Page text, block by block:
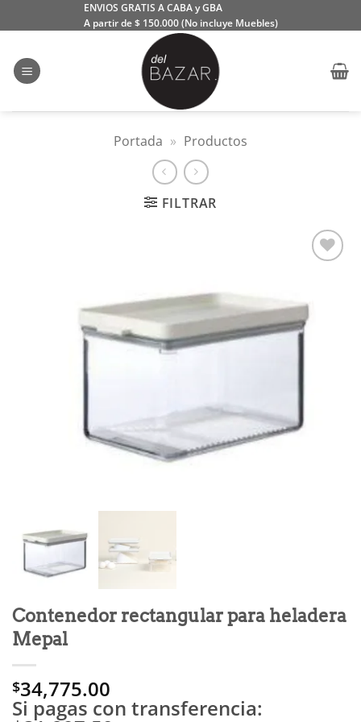
al
ENVIOS GRATIS A CABA y GBA
A partir de $ 150.000 (No incluye Muebles)
Portada » Productos
FILTRAR
deseos
Contenedor rectangular para heladera
Mepal
$34,775.00
Si pagas con transferencia: